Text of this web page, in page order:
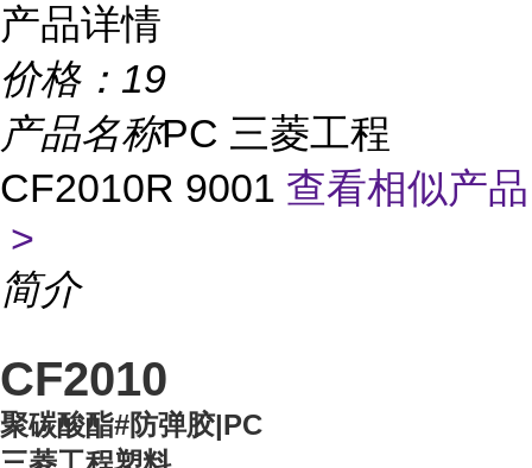
产品详情
价格： 19
产品名称PC 三菱工程
CF2010R 9001 查看相似产品
>
简介
CF2010
聚碳酸酯#防弹胶|PC